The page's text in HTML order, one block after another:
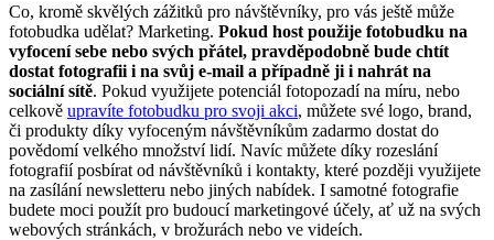
Co, kromě skvělých zážitků pro návštěvníky, pro vás ještě může
fotobudka udělat? Marketing. Pokud host použije fotobudku na
vyfocení sebe nebo svých přátel, pravděpodobně bude chtít
dostat fotografii i na svůj e-mail a případně ji i nahrát na
sociální sítě. Pokud využijete potenciál fotopozadí na míru, nebo
celkově upravíte fotobudku pro svoji akci, můžete své logo, brand,
či produkty díky vyfoceným návštěvníkům zadarmo dostat do
povědomí velkého množství lidí. Navíc můžete díky rozeslání
fotografií posbírat od návštěvníků i kontakty, které později využijete
na zasílání newsletteru nebo jiných nabídek. I samotné fotografie
budete moci použít pro budoucí marketingové účely, ať už na svých
webových stránkách, v brožurách nebo ve videích.